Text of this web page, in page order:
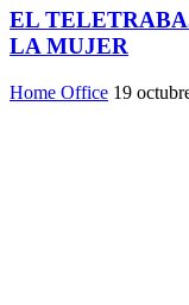
EL
LA MUJER
Home Office 19